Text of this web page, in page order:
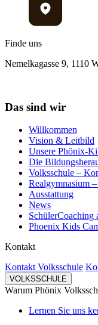
Finde uns
Nemelkagasse 9, 1110
Das sind wir
Willkommen
Vision & Leitbild
Unsere Phönix-
Die
Volksschule –
Realgymnasium
Ausstattung
News
SchülerCoaching
Phoenix Kids
Kontakt
Kontakt Volksschule
VOLKSSCHULE
Warum Phönix
Lernen Sie uns